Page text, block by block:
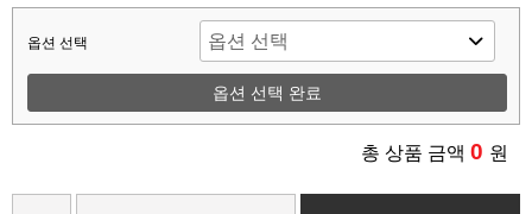
옵션 선택
옵션 선택 완료
총 상품 금액 0 원